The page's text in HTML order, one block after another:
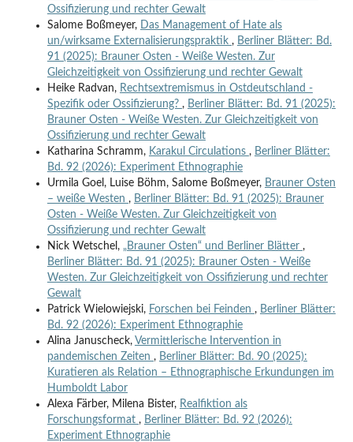
Ossifizierung und rechter Gewalt
Salome Boßmeyer, Das Management of Hate als
un/wirksame Externalisierungspraktik , Berliner Blätter: Bd.
91 (2025): Brauner Osten - Weiße Westen. Zur
Gleichzeitigkeit von Ossifizierung und rechter Gewalt
Heike Radvan, Rechtsextremismus in Ostdeutschland -
Spezifik oder Ossifizierung? , Berliner Blätter: Bd. 91 (2025):
Brauner Osten - Weiße Westen. Zur Gleichzeitigkeit von
Ossifizierung und rechter Gewalt
Katharina Schramm, Karakul Circulations , Berliner Blätter:
Bd. 92 (2026): Experiment Ethnographie
Urmila Goel, Luise Böhm, Salome Boßmeyer, Brauner Osten
– weiße Westen , Berliner Blätter: Bd. 91 (2025): Brauner
Osten - Weiße Westen. Zur Gleichzeitigkeit von
Ossifizierung und rechter Gewalt
Nick Wetschel, „Brauner Osten“ und Berliner Blätter ,
Berliner Blätter: Bd. 91 (2025): Brauner Osten - Weiße
Westen. Zur Gleichzeitigkeit von Ossifizierung und rechter
Gewalt
Patrick Wielowiejski, Forschen bei Feinden , Berliner Blätter:
Bd. 92 (2026): Experiment Ethnographie
Alina Januscheck, Vermittlerische Intervention in
pandemischen Zeiten , Berliner Blätter: Bd. 90 (2025):
Kuratieren als Relation – Ethnographische Erkundungen im
Humboldt Labor
Alexa Färber, Milena Bister, Realfiktion als
Forschungsformat , Berliner Blätter: Bd. 92 (2026):
Experiment Ethnographie